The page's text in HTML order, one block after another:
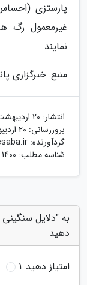
پارستزی
غیرمعمول رگ
نمایند.
منبع: خبرگزاری
انتشار: 20 اردیبهشت 1400
بروزرسانی: 20 اردیبهشت 1400
گردآورنده:
شناسه مطلب: 1400
به "دلایل
دهید
امتیاز دهید:1